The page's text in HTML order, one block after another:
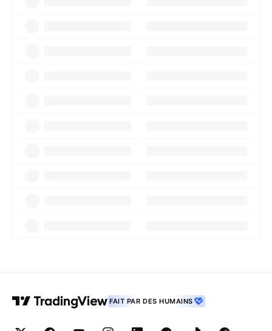
FAIT PAR DES HUMAINS